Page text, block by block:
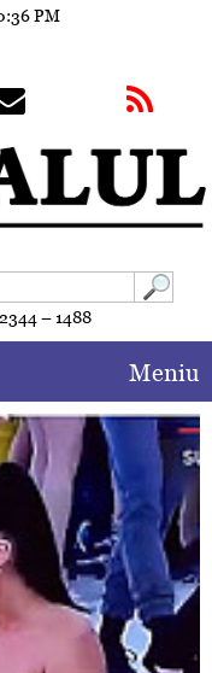
PM
– 1488
Meniu